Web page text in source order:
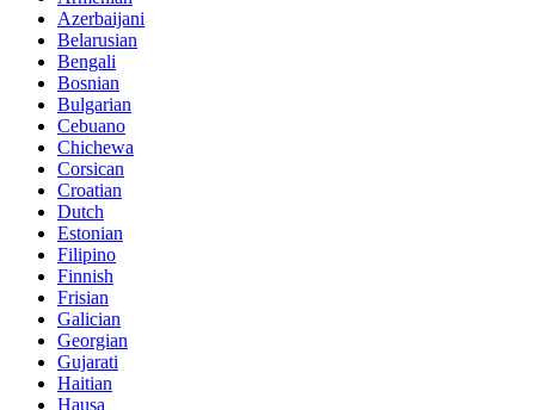
Azerbaijani
Belarusian
Bengali
Bosnian
Bulgarian
Cebuano
Chichewa
Corsican
Croatian
Dutch
Estonian
Filipino
Finnish
Frisian
Galician
Georgian
Gujarati
Haitian
Hausa